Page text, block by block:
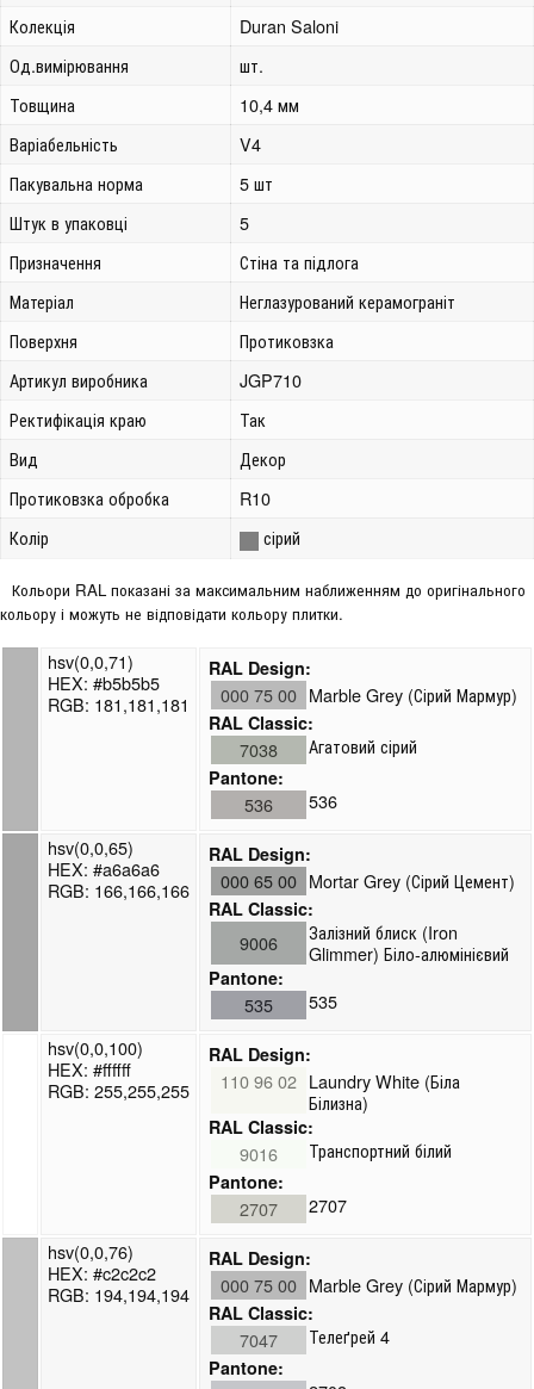
Колекція
Duran Saloni
Од.вимірювання
шт.
Товщина
10,4 мм
Варіабельність
V4
Пакувальна норма
5 шт
Штук в упаковці
5
Призначення
Стіна та підлога
Матеріал
Неглазурований керамограніт
Поверхня
Протиковзка
Артикул виробника
JGP710
Ректифікація краю
Так
Вид
Декор
Протиковзка обробка
R10
Колір
сірий
Кольори RAL показані за максимальним наближенням до оригінального
кольору і можуть не відповідати кольору плитки.
hsv(0,0,71)
HEX: #b5b5b5
RGB: 181,181,181
RAL Design:
000 75 00 Marble Grey (Сірий Мармур)
RAL Classic:
7038 Агатовий сірий
Pantone:
536
536
hsv(0,0,65)
HEX: #a6a6a6
RGB: 166,166,166
RAL Design:
000 65 00 Mortar Grey (Сірий Цемент)
RAL Classic:
9006
Залізний блиск (Iron
Glimmer) Біло-алюмінієвий
Pantone:
535
535
hsv(0,0,100)
HEX: #ffffff
RGB: 255,255,255
RAL Design:
110 96 02 Laundry White (Біла
Білизна)
RAL Classic:
9016 Транспортний білий
Pantone:
2707
2707
hsv(0,0,76)
HEX: #c2c2c2
RGB: 194,194,194
RAL Design:
000 75 00 Marble Grey (Сірий Мармур)
RAL Classic:
7047 Телеґрей 4
Pantone: